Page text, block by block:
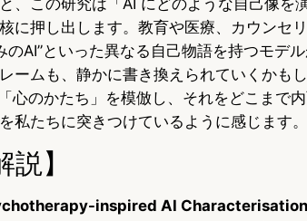
に押し出します。教育や医療、カウンセ
のAI”といった異なる自己物語を持つモデ
ームも、静かに書き換えられていくかも
心のかたち」を模倣し、それをどこまで
私たちに突きつけているように感じます。
説】
inspired AI Characterisation